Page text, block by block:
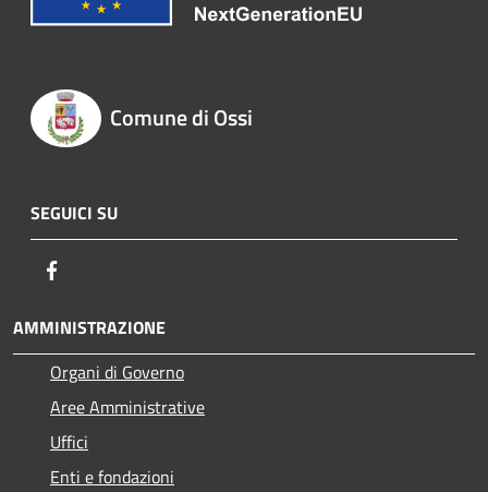
Comune di Ossi
SEGUICI SU
AMMINISTRAZIONE
Organi di Governo
Aree Amministrative
Uffici
Enti e fondazioni